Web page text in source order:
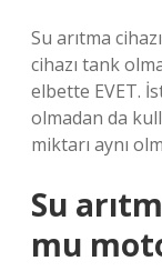
Su arıtma
cihazı tank
elbette EVET.
olmadan da
miktarı aynı
Su
mu